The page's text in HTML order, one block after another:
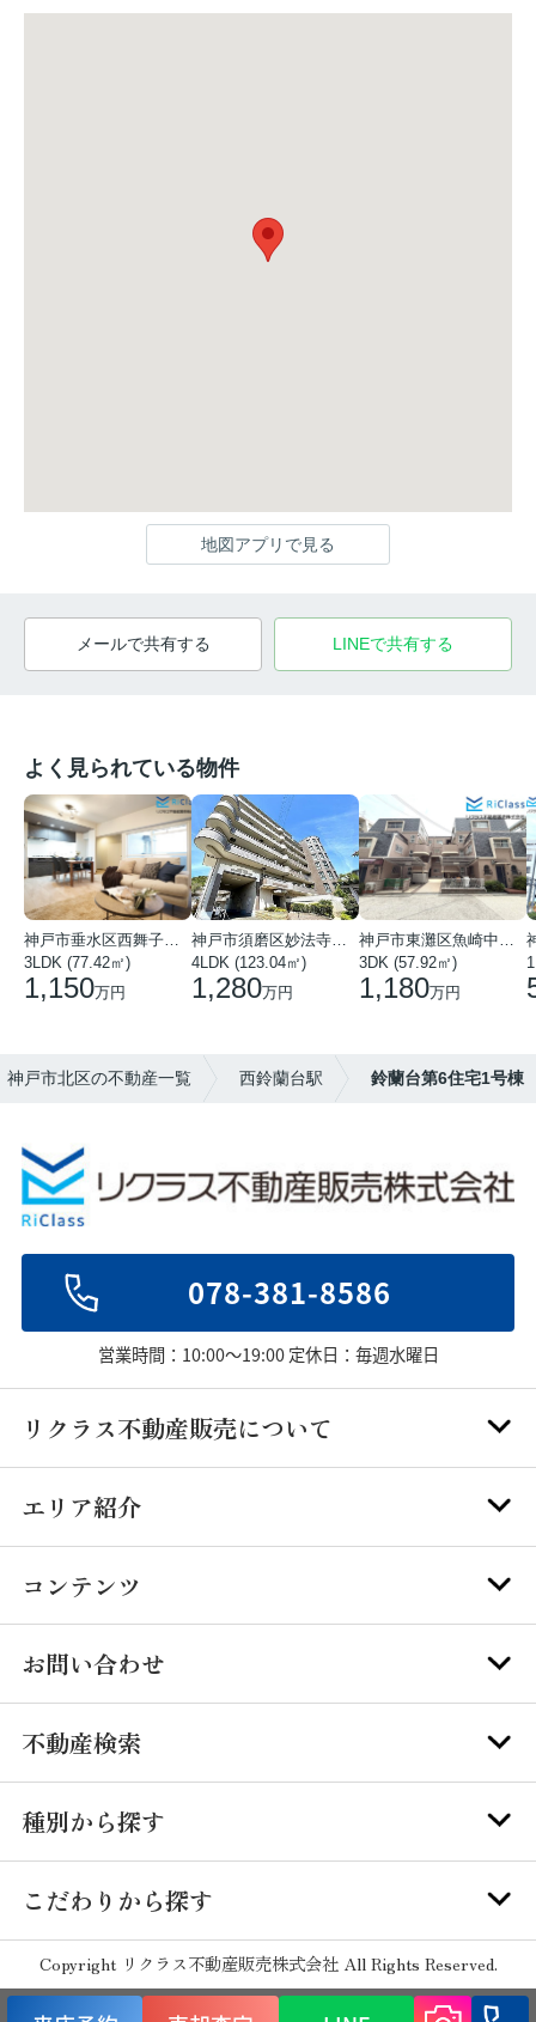
地図アプリで見る
メールで共有する LINEで共有する
よく見られている物件
3LDK (77.42㎡)
1,150万円
4LDK (123.04㎡)
1,280万円
3DK (57.92㎡)
1,180万円
神戸市北区の不動産一覧 西鈴蘭台駅 鈴蘭台第6住宅1号棟
078-381-8586
営業時間：10:00～19:00 定休日：毎週水曜日
リクラス不動産販売について
エリア紹介
コンテンツ
お問い合わせ
不動産検索
種別から探す
こだわりから探す
Copyright リクラス不動産販売株式会社 All Rights Reserved.